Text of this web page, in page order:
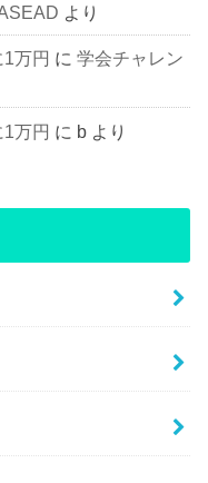
より
万円 に学会チャレン
万円 に b より